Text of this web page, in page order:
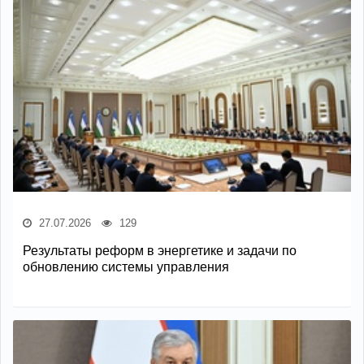
27.07.2026 129
Результаты реформ в энергетике и задачи по
обновлению системы управления